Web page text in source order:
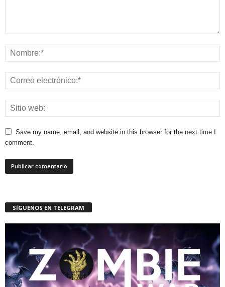
Save my name, email, and website in this browser for the next time I
comment.
SÍGUENOS EN TELEGRAM